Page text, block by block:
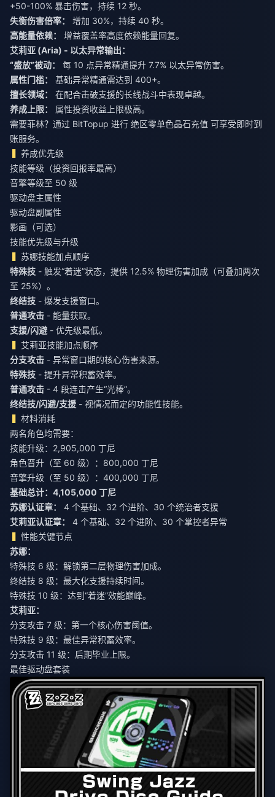
+50-100% 暴击伤害，持续 12 秒。
失衡伤害倍率：
增加 30%，持续 40 秒。
高能量依赖：
增益覆盖率高度依赖能量回复。
艾莉亚 (Aria) - 以太异常输出：
“盛放”被动：
每 10 点异常精通提升 7.7% 以太异常伤害。
属性门槛：
基础异常精通需达到 400+。
擅长领域：
在配合击破支援的长线战斗中表现卓越。
养成上限：
属性投资收益上限极高。
需要菲林？通过 BitTopup 进行 绝区零单色晶石充值 可享受即时到
账服务。
养成优先级
技能等级（投资回报率最高）
音擎等级至 50 级
驱动盘主属性
驱动盘副属性
影画（可选）
技能优先级与升级
苏娜技能加点顺序
特殊技 - 触发“着迷”状态，提供 12.5% 物理伤害加成（可叠加两次
至 25%）。
终结技 - 爆发支援窗口。
普通攻击 - 能量获取。
支援/闪避 - 优先级最低。
艾莉亚技能加点顺序
分支攻击 - 异常窗口期的核心伤害来源。
特殊技 - 提升异常积蓄效率。
普通攻击 - 4 段连击产生“光棒”。
终结技/闪避/支援 - 视情况而定的功能性技能。
材料消耗
两名角色均需要：
技能升级：2,905,000 丁尼
角色晋升（至 60 级）：800,000 丁尼
音擎升级（至 50 级）：400,000 丁尼
基础总计：4,105,000 丁尼
苏娜认证章：
艾莉亚认证章：
4 个基础、32 个进阶、30 个掌控者异常
性能关键节点
苏娜：
特殊技 6 级：解锁第二层物理伤害加成。
终结技 8 级：最大化支援持续时间。
特殊技 10 级：达到“着迷”效能巅峰。
艾莉亚：
分支攻击 7 级：第一个核心伤害阈值。
特殊技 9 级：最佳异常积蓄效率。
分支攻击 11 级：后期毕业上限。
最佳驱动盘套装